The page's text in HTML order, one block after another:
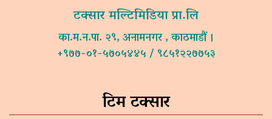
टक्सार मल्टिमिडिया प्रा.लि
का.म.न.पा. २९, अनामनगर , काठमाडौं ।
+९७७-०१-५७०५४४५ / ९८५१२२७७५३
टिम टक्सार